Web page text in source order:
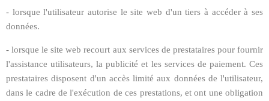
- lorsque l'utilisateur autorise le site web d'un tiers à accéder à ses
données.
- lorsque le site web recourt aux services de prestataires pour fournir
l'assistance utilisateurs, la publicité et les services de paiement. Ces
prestataires disposent d'un accès limité aux données de l'utilisateur,
dans le cadre de l'exécution de ces prestations, et ont une obligation